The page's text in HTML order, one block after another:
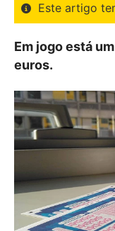
Este artigo
Em jogo está
euros.